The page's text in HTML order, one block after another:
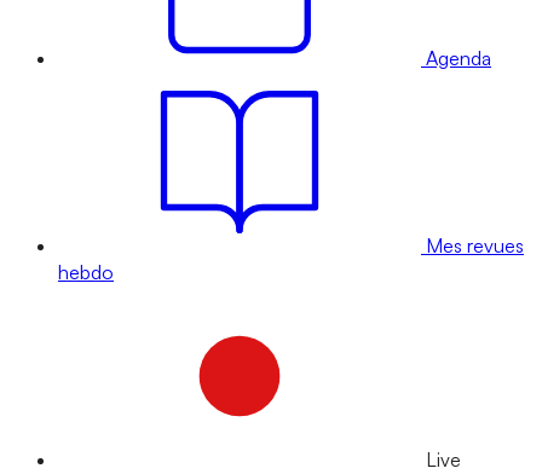
Agenda
Mes revues
hebdo
Live